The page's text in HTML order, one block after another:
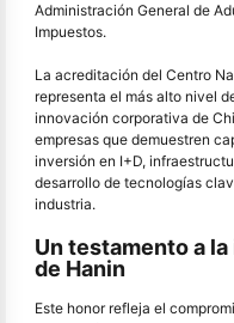
Administración General de
Impuestos.
La acreditación del Centro
representa el más alto nivel
innovación corporativa de
empresas que demuestren
inversión en I+D,
desarrollo de tecnologías
industria.
Un testamento a
de Hanin
Este honor refleja el